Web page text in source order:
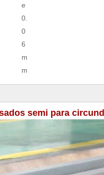
e
0.
0
6
m
m
semi para